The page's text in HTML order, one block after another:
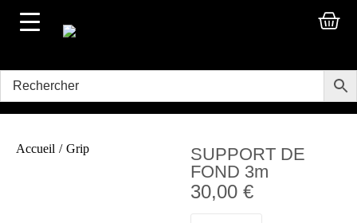
Accueil / Grip
SUPPORT DE
FOND 3m
30,00 €